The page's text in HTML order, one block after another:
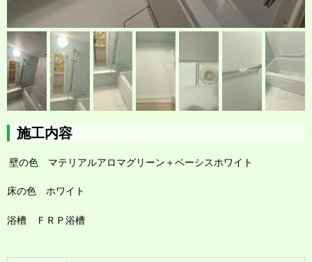
施工内容
壁の色 マテリアルアロマグリーン＋ベーシスホワイト
床の色 ホワイト
浴槽 ＦＲＰ浴槽